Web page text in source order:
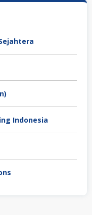
Indonesia